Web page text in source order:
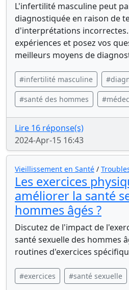
L'infertilité masculine peut
diagnostiquée en raison de
d'interprétations incorrectes.
expériences et posez vos
meilleurs moyens de
#infertilité masculine
#santé des hommes
Lire 16 réponse(s)
2024-Apr-15 16:43
Vieillissement en Santé /
Les exercices
améliorer la santé
hommes âgés ?
Discutez de l'impact de
santé sexuelle des hommes
routines d'exercices
#exercices #santé sexuelle